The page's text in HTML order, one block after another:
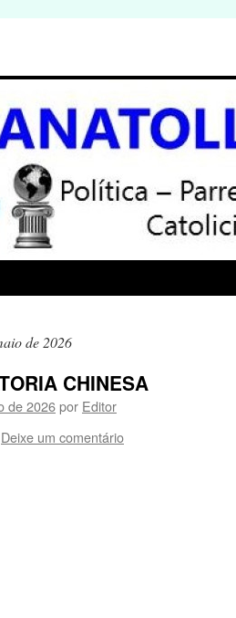
de 2026
CHINESA
de 2026por Editor
Deixe um comentário